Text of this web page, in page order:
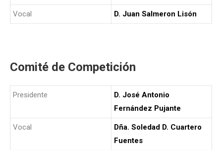
Vocal D. Juan Salmeron Lisón
Comité de Competición
Presidente
D. José Antonio
Fernández Pujante
Vocal
Dña. Soledad D. Cuartero
Fuentes